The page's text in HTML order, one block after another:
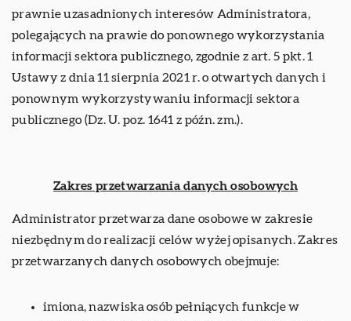
prawnie uzasadnionych interesów Administratora,
polegających na prawie do ponownego wykorzystania
informacji sektora publicznego, zgodnie z art. 5 pkt. 1
Ustawy z dnia 11 sierpnia 2021 r. o otwartych danych i
ponownym wykorzystywaniu informacji sektora
publicznego (Dz. U. poz. 1641 z późn. zm.).
Zakres przetwarzania danych osobowych
Administrator przetwarza dane osobowe w zakresie
niezbędnym do realizacji celów wyżej opisanych. Zakres
przetwarzanych danych osobowych obejmuje:
imiona, nazwiska osób pełniących funkcje w